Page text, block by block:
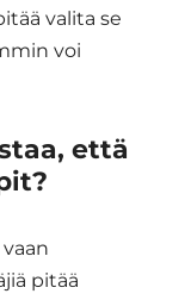
valita se
voi
että
pitää